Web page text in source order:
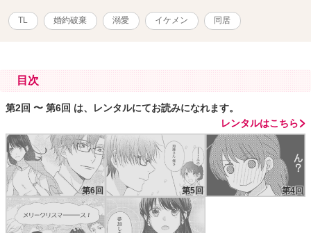
TL 婚約破棄 溺愛 イケメン 同居
目次
第2回 〜 第6回 は、レンタルにてお読みになれます。
レンタルはこちら
第6回 第5回 第4回